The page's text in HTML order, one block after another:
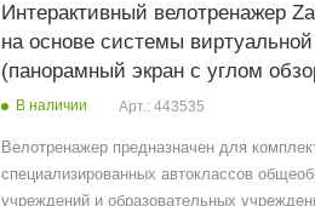
Интерактивный велотренажер Zarnitza
на основе системы
(панорамный экран с углом
В наличии Арт.: 443535
Велотренажер предназначен для
специализированных автоклассов
учреждений и образовательных